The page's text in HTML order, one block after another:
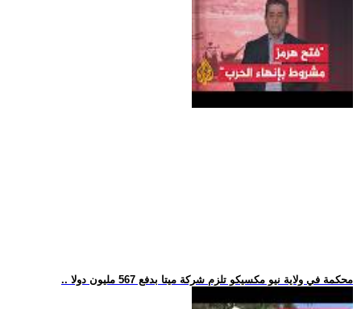
.. محكمة في ولاية نيو مكسيكو تلزم شركة ميتا بدفع 567 مليون دولا